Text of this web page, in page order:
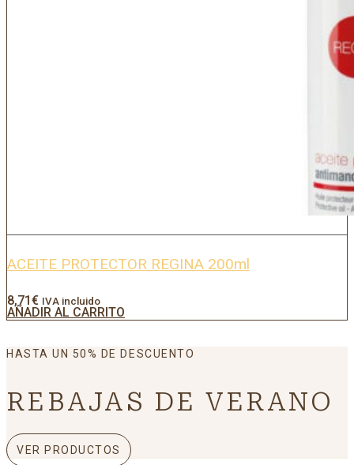
ACEITE PROTECTOR REGINA 200ml
8,71 € IVA incluido
AÑADIR AL CARRITO
HASTA UN 50% DE DESCUENTO
REBAJAS DE VERANO
VER PRODUCTOS